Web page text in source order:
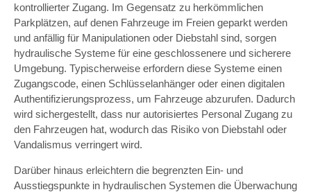
kontrollierter Zugang. Im Gegensatz zu herkömmlichen
Parkplätzen, auf denen Fahrzeuge im Freien geparkt werden
und anfällig für Manipulationen oder Diebstahl sind, sorgen
hydraulische Systeme für eine geschlossenere und sicherere
Umgebung. Typischerweise erfordern diese Systeme einen
Zugangscode, einen Schlüsselanhänger oder einen digitalen
Authentifizierungsprozess, um Fahrzeuge abzurufen. Dadurch
wird sichergestellt, dass nur autorisiertes Personal Zugang zu
den Fahrzeugen hat, wodurch das Risiko von Diebstahl oder
Vandalismus verringert wird.
Darüber hinaus erleichtern die begrenzten Ein- und
Ausstiegspunkte in hydraulischen Systemen die Überwachung